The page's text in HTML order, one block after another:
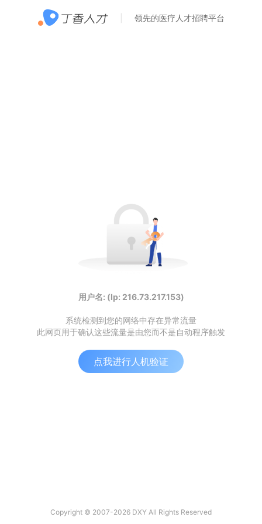
领先的医疗人才招聘平台
用户名: (Ip: 216.73.217.153)
系统检测到您的网络中存在异常流量
此网页用于确认这些流量是由您而不是自动程序触发
点我进行人机验证
Copyright © 2007-2026 DXY All Rights Reserved